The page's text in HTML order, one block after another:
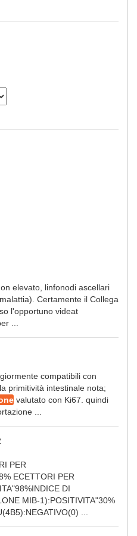
elevato, linfonodi ascellari
Certamente il Collega
l'opportuno videat
...
compatibili con
primitività intestinale nota;
valutato con Ki67. quindi
...
PER
ECETTORI PER
DI
MIB-1):POSITIVITA"30%
...